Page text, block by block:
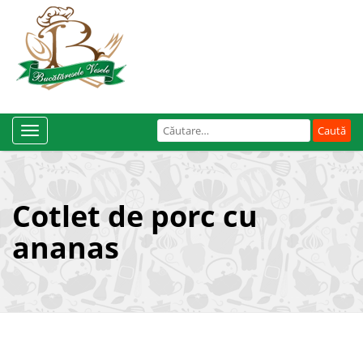
Caută
după:
Toggle
Navigation
Cotlet de porc cu
ananas